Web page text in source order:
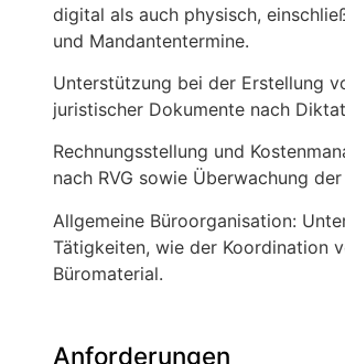
digital als auch physisch,
und Mandantentermine.
Unterstützung bei der Erstellung
juristischer Dokumente nach
Rechnungsstellung und
nach RVG sowie Überwachung
Allgemeine Büroorganisation:
Tätigkeiten, wie der Koordination
Büromaterial.
Anforderungen